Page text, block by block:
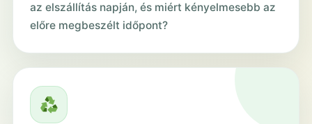
az elszállítás napján, és miért kényelmesebb az
előre megbeszélt időpont?